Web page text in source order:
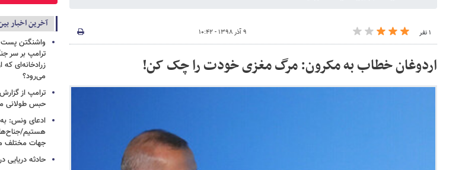
۱ نفر ۹ آذر ۱۳۹۸ - ۱۰:۴۲
اردوغان خطاب به مکرون: مرگ مغزی خودت را چک کن!
آخرین اخبار
واشنگتن
ترامپ بر سر
زرادخانه‌ای
می‌رود؟
ترامپ از
حبس طولانی
ادعای ونس: به
هستیم/
جهات مختلف
حادثه دریایی